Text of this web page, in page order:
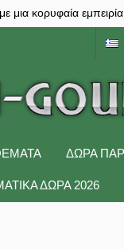
μια κορυφαία
ΔΩΡΑ
ΔΩΡΑ 2026